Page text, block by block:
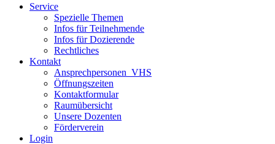
Service
Spezielle Themen
Infos für Teilnehmende
Infos für Dozierende
Rechtliches
Kontakt
Ansprechpersonen_VHS
Öffnungszeiten
Kontaktformular
Raumübersicht
Unsere Dozenten
Förderverein
Login